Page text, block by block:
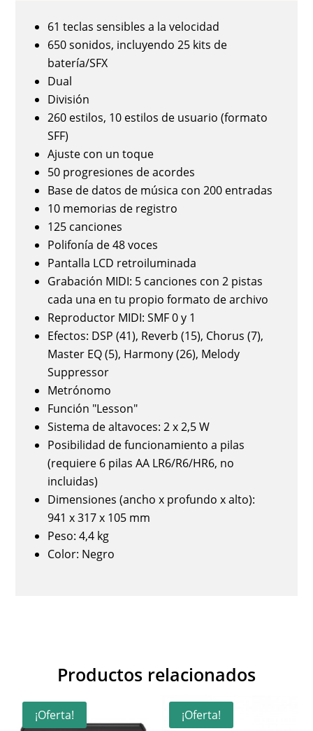
61 teclas sensibles a la velocidad
650 sonidos, incluyendo 25 kits de
batería/SFX
Dual
División
260 estilos, 10 estilos de usuario (formato
SFF)
Ajuste con un toque
50 progresiones de acordes
Base de datos de música con 200 entradas
10 memorias de registro
125 canciones
Polifonía de 48 voces
Pantalla LCD retroiluminada
Grabación MIDI: 5 canciones con 2 pistas
cada una en tu propio formato de archivo
Reproductor MIDI: SMF 0 y 1
Efectos: DSP (41), Reverb (15), Chorus (7),
Master EQ (5), Harmony (26), Melody
Suppressor
Metrónomo
Función "Lesson"
Sistema de altavoces: 2 x 2,5 W
Posibilidad de funcionamiento a pilas
(requiere 6 pilas AA LR6/R6/HR6, no
incluidas)
Dimensiones (ancho x profundo x alto):
941 x 317 x 105 mm
Peso: 4,4 kg
Color: Negro
Productos relacionados
¡Oferta! ¡Oferta!